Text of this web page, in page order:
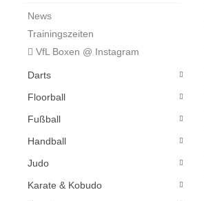
News
Trainingszeiten
VfL Boxen @ Instagram
Darts
Floorball
Fußball
Handball
Judo
Karate & Kobudo